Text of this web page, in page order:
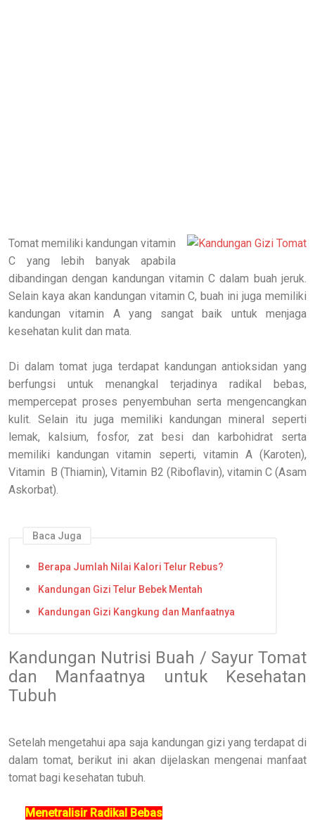
Tomat memiliki kandungan vitamin
C yang lebih banyak apabila
dibandingan dengan kandungan vitamin C dalam buah jeruk.
Selain kaya akan kandungan vitamin C, buah ini juga memiliki
kandungan vitamin A yang sangat baik untuk menjaga
kesehatan kulit dan mata.
Di dalam tomat juga terdapat kandungan antioksidan yang
berfungsi untuk menangkal terjadinya radikal bebas,
mempercepat proses penyembuhan serta mengencangkan
kulit. Selain itu juga memiliki kandungan mineral seperti
lemak, kalsium, fosfor, zat besi dan karbohidrat serta
memiliki kandungan vitamin seperti, vitamin A (Karoten),
Vitamin B (Thiamin), Vitamin B2 (Riboflavin), vitamin C (Asam
Askorbat).
Baca Juga
Berapa Jumlah Nilai Kalori Telur Rebus?
Kandungan Gizi Telur Bebek Mentah
Kandungan Gizi Kangkung dan Manfaatnya
Kandungan Nutrisi Buah / Sayur Tomat
dan Manfaatnya untuk Kesehatan
Tubuh
Setelah mengetahui apa saja kandungan gizi yang terdapat di
dalam tomat, berikut ini akan dijelaskan mengenai manfaat
tomat bagi kesehatan tubuh.
Menetralisir Radikal Bebas